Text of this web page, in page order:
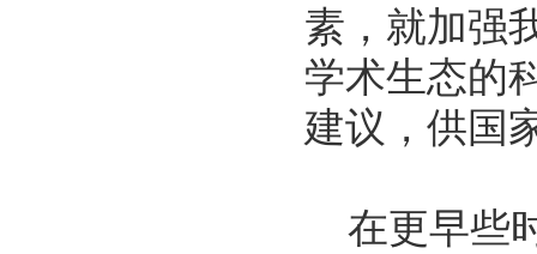
素，就加强
学术生态的
建议，供国
在更早些